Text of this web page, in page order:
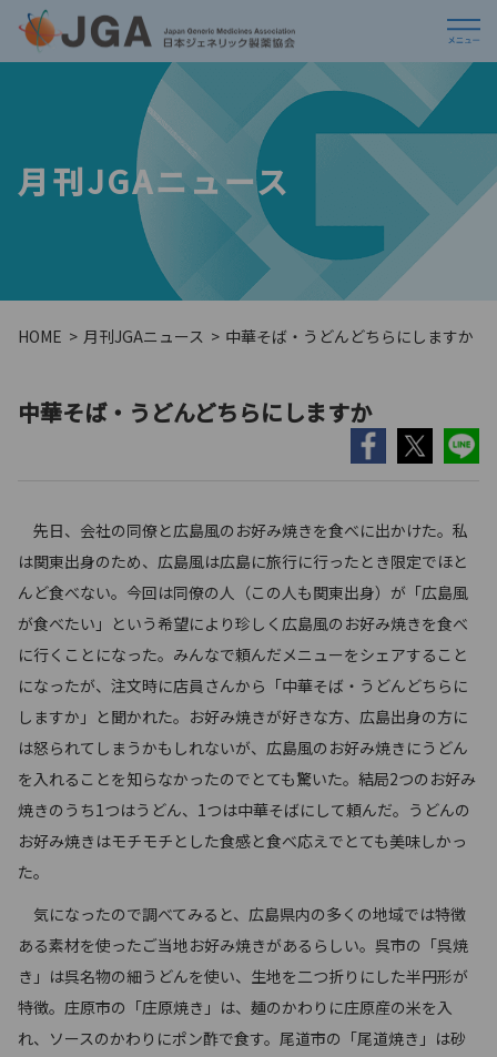
月刊JGAニュース
HOME 月刊JGAニュース 中華そば・うどんどちらにしますか
中華そば・うどんどちらにしますか
先日、会社の同僚と広島風のお好み焼きを食べに出かけた。私
は関東出身のため、広島風は広島に旅行に行ったとき限定でほと
んど食べない。今回は同僚の人（この人も関東出身）が「広島風
が食べたい」という希望により珍しく広島風のお好み焼きを食べ
に行くことになった。みんなで頼んだメニューをシェアすること
になったが、注文時に店員さんから「中華そば・うどんどちらに
しますか」と聞かれた。お好み焼きが好きな方、広島出身の方に
は怒られてしまうかもしれないが、広島風のお好み焼きにうどん
を入れることを知らなかったのでとても驚いた。結局2つのお好み
焼きのうち1つはうどん、1つは中華そばにして頼んだ。うどんの
お好み焼きはモチモチとした食感と食べ応えでとても美味しかっ
た。
気になったので調べてみると、広島県内の多くの地域では特徴
ある素材を使ったご当地お好み焼きがあるらしい。呉市の「呉焼
き」は呉名物の細うどんを使い、生地を二つ折りにした半円形が
特徴。庄原市の「庄原焼き」は、麺のかわりに庄原産の米を入
れ、ソースのかわりにポン酢で食す。尾道市の「尾道焼き」は砂